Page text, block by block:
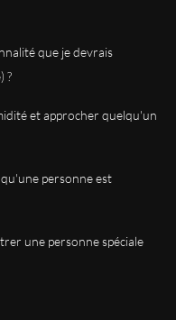
changer pour mon
mais quand je
me fait un bien fou,
car je pense à ce
et de bons
pour tout ce que tu
que je devrais
?
et approcher quelqu'un
personne est
une personne spéciale